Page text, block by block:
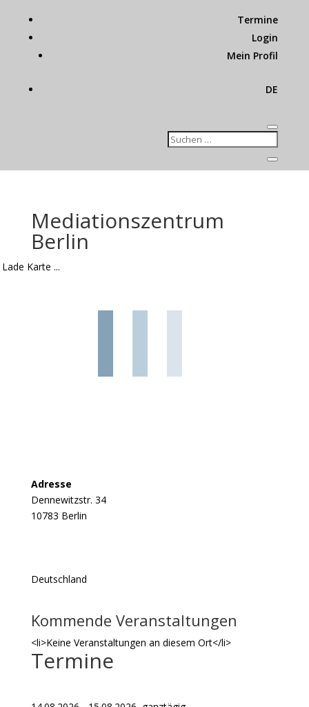
Termine
Login
Mein Profil
DE
Mediationszentrum
Berlin
Lade Karte ...
Adresse
Dennewitzstr. 34
10783 Berlin
Deutschland
Kommende Veranstaltungen
<li>Keine Veranstaltungen an diesem Ort</li>
Termine